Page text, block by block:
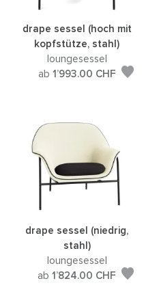
drape sessel (hoch mit
kopfstütze, stahl)
loungesessel
ab 1’993.00 CHF
drape sessel (niedrig,
stahl)
loungesessel
ab 1’824.00 CHF